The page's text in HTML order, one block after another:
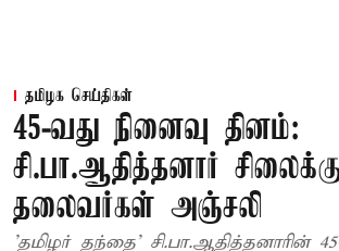
தமிழக செய்திகள்
45-வது நினைவு தினம்:
சி.பா.ஆதித்தனார்
தலைவர்கள் அஞ்சலி
'தமிழர் தந்தை' சி.பா.ஆதித்தனாரின்